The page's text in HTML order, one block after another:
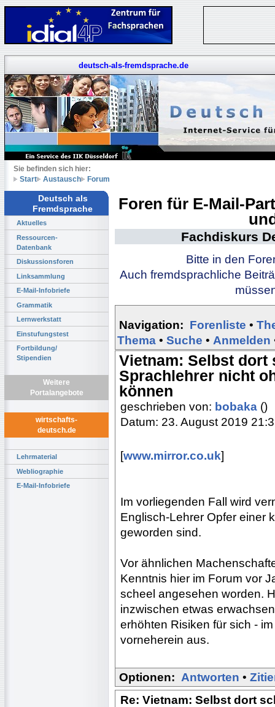
deutsch-als-fremdsprache.de
Sie befinden sich hier:
Start
Austausch Forum
Deutsch als
Fremdsprache
Aktuelles
Ressourcen-
Datenbank
Diskussionsforen
Linksammlung
E-Mail-Infobriefe
Grammatik
Lernwerkstatt
Einstufungstest
Fortbildung/
Stipendien
Weitere
Portalangebote
wirtschafts-
deutsch.de
Lehrmaterial
Webliographie
E-Mail-Infobriefe
Foren für E-Mail-
Fachdiskurs
Bitte in den
Auch fremdsprachliche
Navigation: Forenliste •
Thema • Suche • Anmelden
Vietnam: Selbst dort
Sprachlehrer nicht
können
geschrieben von: bobaka ()
Datum: 23. August 2019
[www.mirror.co.uk]
Im vorliegenden Fall wird
Englisch-Lehrer Opfer einer
geworden sind.
Vor ähnlichen
Kenntnis hier im Forum vor
scheel angesehen worden.
inzwischen etwas
erhöhten Risiken für sich -
vorneherein aus.
Optionen: Antworten •
Re: Vietnam: Selbst dort